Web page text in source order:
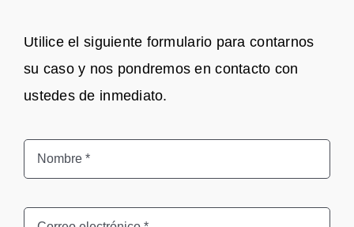
Utilice el siguiente formulario para contarnos
su caso y nos pondremos en contacto con
ustedes de inmediato.